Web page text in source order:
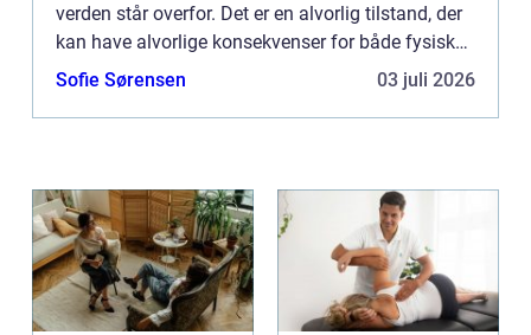
verden står overfor. Det er en alvorlig tilstand, der
kan have alvorlige konsekvenser for både fysisk
og mental sundhed. Heldigvis er der hjælp at få,
Sofie Sørensen 03 juli 2026